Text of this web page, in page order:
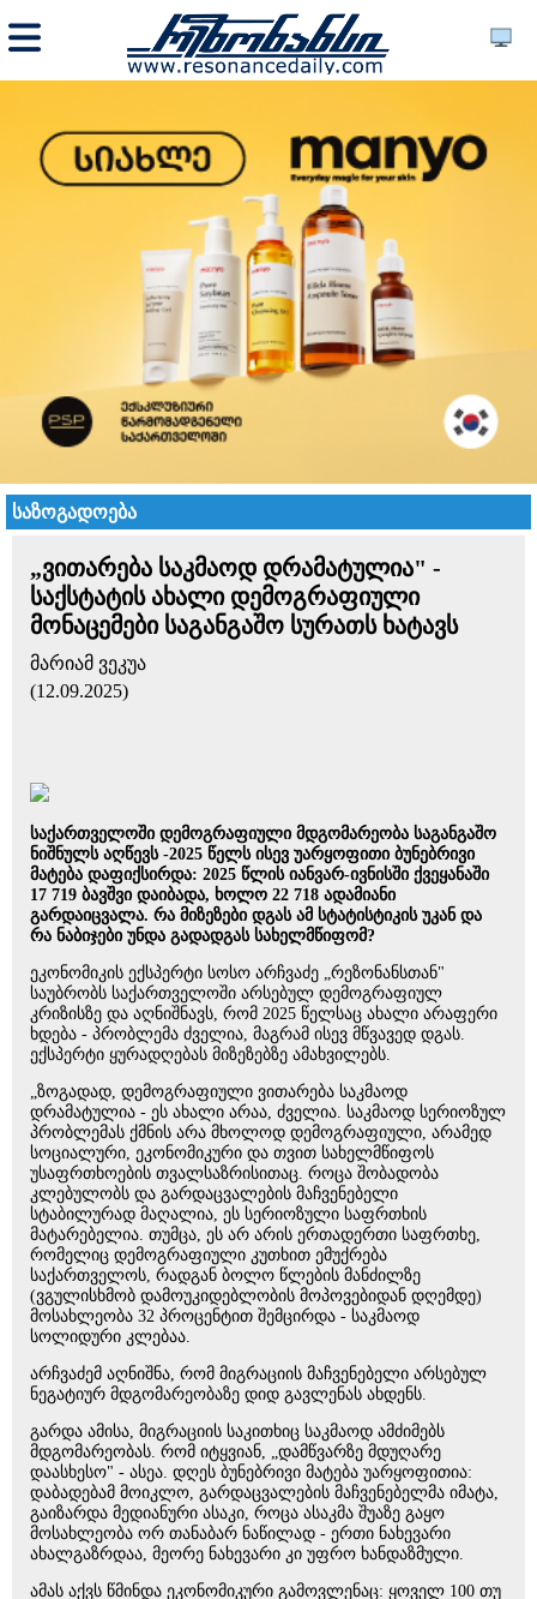
საზოგადოება
„ვითარება საკმაოდ დრამატულია" -
საქსტატის ახალი დემოგრაფიული
მონაცემები საგანგაშო სურათს ხატავს
მარიამ ვეკუა
(12.09.2025)
საქართველოში დემოგრაფიული მდგომარეობა საგანგაშო
ნიშნულს აღწევს -2025 წელს ისევ უარყოფითი ბუნებრივი
მატება დაფიქსირდა: 2025 წლის იანვარ-ივნისში ქვეყანაში
17 719 ბავშვი დაიბადა, ხოლო 22 718 ადამიანი
გარდაიცვალა. რა მიზეზები დგას ამ სტატისტიკის უკან და
რა ნაბიჯები უნდა გადადგას სახელმწიფომ?
ეკონომიკის ექსპერტი სოსო არჩვაძე „რეზონანსთან"
საუბრობს საქართველოში არსებულ დემოგრაფიულ
კრიზისზე და აღნიშნავს, რომ 2025 წელსაც ახალი არაფერი
ხდება - პრობლემა ძველია, მაგრამ ისევ მწვავედ დგას.
ექსპერტი ყურადღებას მიზეზებზე ამახვილებს.
„ზოგადად, დემოგრაფიული ვითარება საკმაოდ
დრამატულია - ეს ახალი არაა, ძველია. საკმაოდ სერიოზულ
პრობლემას ქმნის არა მხოლოდ დემოგრაფიული, არამედ
სოციალური, ეკონომიკური და თვით სახელმწიფოს
უსაფრთხოების თვალსაზრისითაც. როცა შობადობა
კლებულობს და გარდაცვალების მაჩვენებელი
სტაბილურად მაღალია, ეს სერიოზული საფრთხის
მატარებელია. თუმცა, ეს არ არის ერთადერთი საფრთხე,
რომელიც დემოგრაფიული კუთხით ემუქრება
საქართველოს, რადგან ბოლო წლების მანძილზე
(ვგულისხმობ დამოუკიდებლობის მოპოვებიდან დღემდე)
მოსახლეობა 32 პროცენტით შემცირდა - საკმაოდ
სოლიდური კლებაა.
არჩვაძემ აღნიშნა, რომ მიგრაციის მაჩვენებელი არსებულ
ნეგატიურ მდგომარეობაზე დიდ გავლენას ახდენს.
გარდა ამისა, მიგრაციის საკითხიც საკმაოდ ამძიმებს
მდგომარეობას. რომ იტყვიან, „დამწვარზე მდუღარე
დაასხესო" - ასეა. დღეს ბუნებრივი მატება უარყოფითია:
დაბადებამ მოიკლო, გარდაცვალების მაჩვენებელმა იმატა,
გაიზარდა მედიანური ასაკი, როცა ასაკმა შუაზე გაყო
მოსახლეობა ორ თანაბარ ნაწილად - ერთი ნახევარი
ახალგაზრდაა, მეორე ნახევარი კი უფრო ხანდაზმული.
ამას აქვს წმინდა ეკონომიკური გამოვლენაც: ყოველ 100 თუ